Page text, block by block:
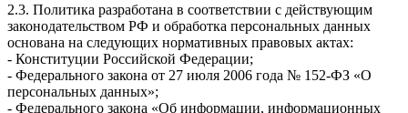
2.3. Политика разработана в соответствии с действующим
законодательством РФ и обработка персональных данных
основана на следующих нормативных правовых актах:
- Конституции Российской Федерации;
- Федерального закона от 27 июля 2006 года № 152-ФЗ «О
персональных данных»;
- Федерального закона «Об информации, информационных